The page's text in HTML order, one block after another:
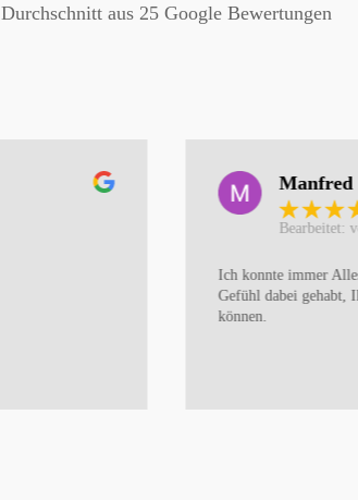
Durchschnitt aus 25 Google Bewertungen
Bearbeitet:
Ich konnte immer
Gefühl dabei gehabt,
können.